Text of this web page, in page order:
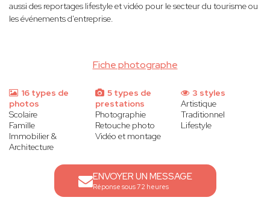
Fiche photographe
aussi des reportages lifestyle et vidéo pour le secteur du tourisme ou
les événements d'entreprise.
16 types de
photos
Scolaire
Famille
Immobilier &
Architecture
5 types de
prestations
Photographie
Retouche photo
Vidéo et montage
3 styles
Artistique
Traditionnel
Lifestyle
ENVOYER UN MESSAGE
Réponse sous 72 heures